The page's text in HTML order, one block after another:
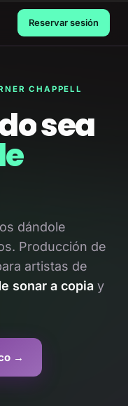
Reservar sesión
CHAPPELL
sea
dándole
Producción de
artistas de
sonar a copia y
→